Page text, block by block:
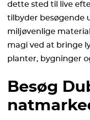
dette sted til live
tilbyder besøgende
miljøvenlige
magi ved at bringe
planter, bygninger
Besøg